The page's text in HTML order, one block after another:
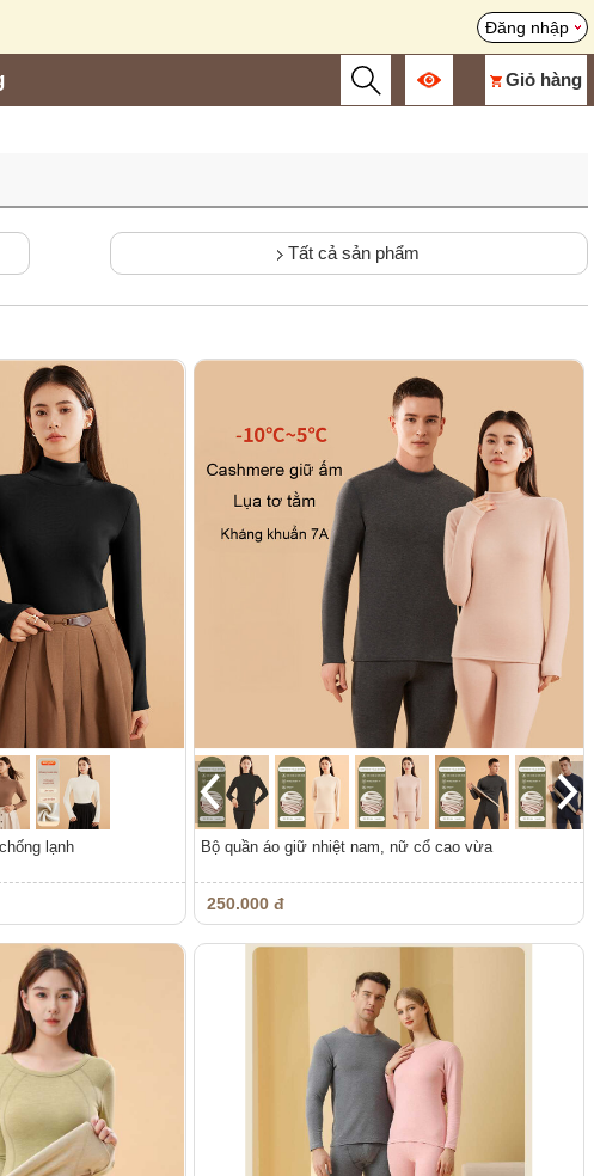
Đăng nhập
Giỏ hàng
Tất cả sản phẩm
lạnh Bộ quần áo giữ nhiệt nam, nữ cổ cao vừa
250.000 đ